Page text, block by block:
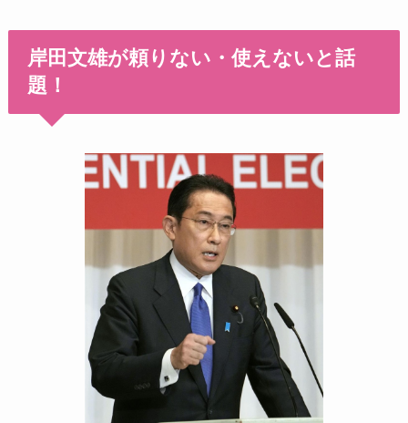
岸田文雄が頼りない・使えないと話
題！